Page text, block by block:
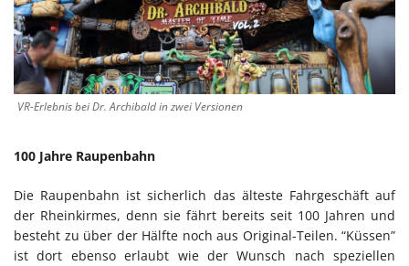
VR-Erlebnis bei Dr. Archibald in zwei Versionen
100 Jahre Raupenbahn
Die Raupenbahn ist sicherlich das älteste Fahrgeschäft auf
der Rheinkirmes, denn sie fährt bereits seit 100 Jahren und
besteht zu über der Hälfte noch aus Original-Teilen. “Küssen”
ist dort ebenso erlaubt wie der Wunsch nach speziellen